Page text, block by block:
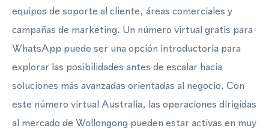
equipos de soporte al cliente, áreas comerciales y
campañas de marketing. Un número virtual gratis para
WhatsApp puede ser una opción introductoria para
explorar las posibilidades antes de escalar hacia
soluciones más avanzadas orientadas al negocio. Con
este número virtual Australia, las operaciones dirigidas
al mercado de Wollongong pueden estar activas en muy